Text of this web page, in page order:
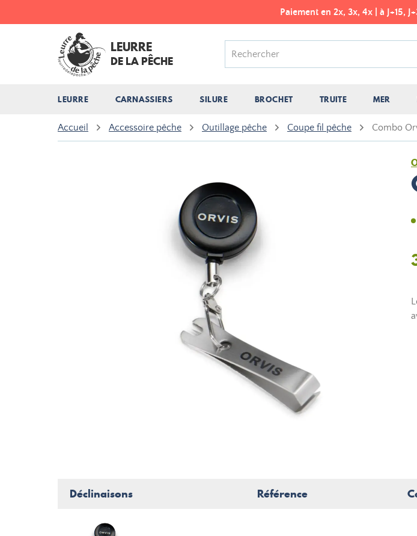
Paiement en 2x, 3x, 4x | à J+15,
LEURRE
DE LA PÊCHE
LEURRE CARNASSIERS SILURE BROCHET TRUITE MER
Accueil Accessoire pêche Outillage pêche Coupe fil pêche Combo
Déclinaisons Référence